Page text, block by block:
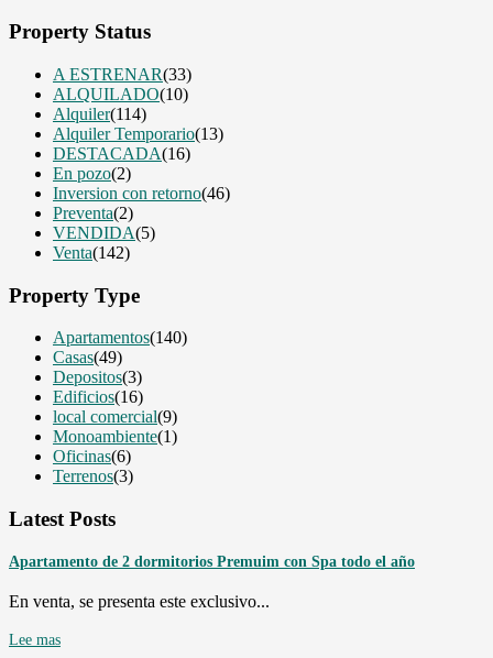
Property Status
A ESTRENAR(33)
ALQUILADO(10)
Alquiler(114)
Alquiler Temporario(13)
DESTACADA(16)
En pozo(2)
Inversion con retorno(46)
Preventa(2)
VENDIDA(5)
Venta(142)
Property Type
Apartamentos(140)
Casas(49)
Depositos(3)
Edificios(16)
local comercial(9)
Monoambiente(1)
Oficinas(6)
Terrenos(3)
Latest Posts
Apartamento de 2 dormitorios Premuim con Spa todo el año
En venta, se presenta este exclusivo...
Lee mas